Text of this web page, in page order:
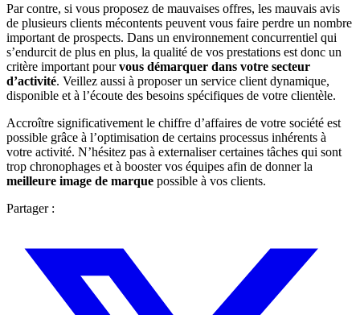
Par contre, si vous proposez de mauvaises offres, les mauvais avis
de plusieurs clients mécontents peuvent vous faire perdre un nombre
important de prospects. Dans un environnement concurrentiel qui
s’endurcit de plus en plus, la qualité de vos prestations est donc un
critère important pourvous démarquer dans votre secteur
d’activité. Veillez aussi à proposer un service client dynamique,
disponible et à l’écoute des besoins spécifiques de votre clientèle.
Accroître significativement le chiffre d’affaires de votre société est
possible grâce à l’optimisation de certains processus inhérents à
votre activité. N’hésitez pas à externaliser certaines tâches qui sont
trop chronophages et à booster vos équipes afin de donner la
meilleure image de marque possible à vos clients.
Partager :